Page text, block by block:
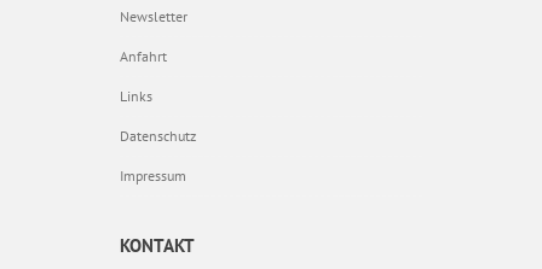
Newsletter
Anfahrt
Links
Datenschutz
Impressum
KONTAKT